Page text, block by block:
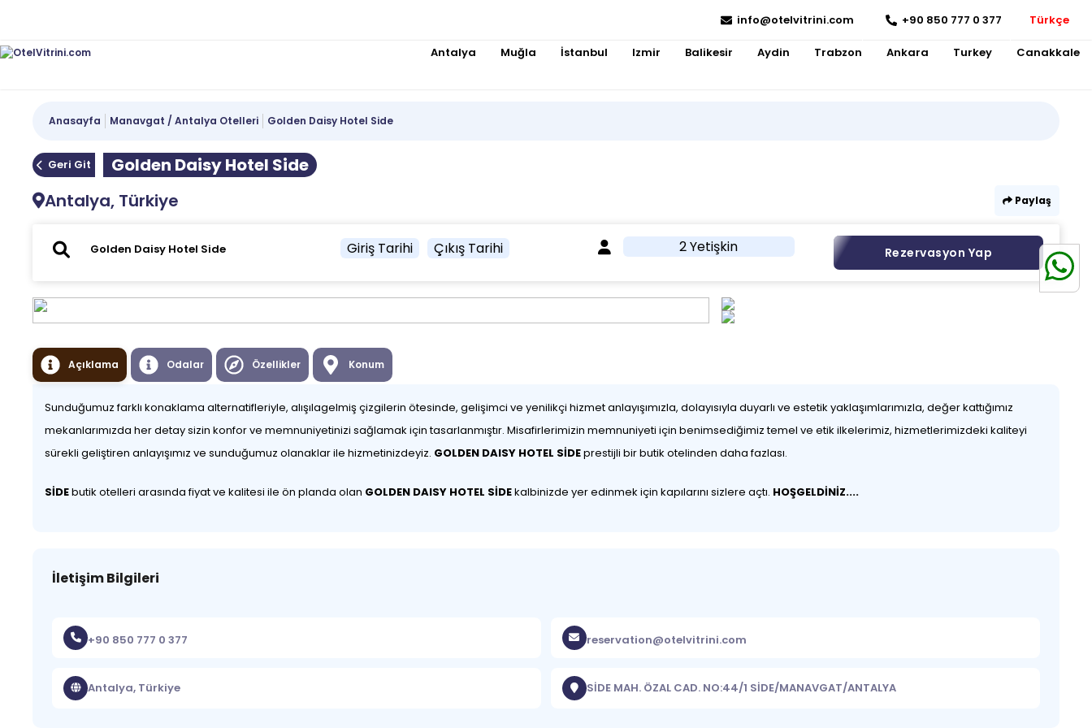
info@otelvitrini.com +90 850 777 0 377 Türkçe
Antalya Muğla İstanbul Izmir Balikesir Aydin Trabzon Ankara Turkey Canakkale
Anasayfa Manavgat / Antalya Otelleri Golden Daisy Hotel Side
Geri Git
Golden Daisy Hotel Side
Antalya, Türkiye
Paylaş
Giriş Tarihi Çıkış Tarihi 2 Yetişkin Rezervasyon Yap
Açıklama Odalar Özellikler Konum
Sunduğumuz farklı konaklama alternatifleriyle, alışılagelmiş çizgilerin ötesinde, gelişimci ve yenilikçi hizmet anlayışımızla, dolayısıyla duyarlı ve estetik yaklaşımlarımızla, değer kattığımız
mekanlarımızda her detay sizin konfor ve memnuniyetinizi sağlamak için tasarlanmıştır. Misafirlerimizin memnuniyeti için benimsediğimiz temel ve etik ilkelerimiz, hizmetlerimizdeki kaliteyi
sürekli geliştiren anlayışımız ve sunduğumuz olanaklar ile hizmetinizdeyiz. GOLDEN DAISY HOTEL SİDEprestijli bir butik otelinden daha fazlası.
SİDEbutik otelleri arasında fiyat ve kalitesi ile ön planda olan GOLDEN DAISY HOTEL SİDEkalbinizde yer edinmek için kapılarını sizlere açtı. HOŞGELDİNİZ....
İletişim Bilgileri
+90 850 777 0 377 reservation@otelvitrini.com
Antalya, Türkiye SİDE MAH. ÖZAL CAD. NO:44/1 SİDE/MANAVGAT/ANTALYA